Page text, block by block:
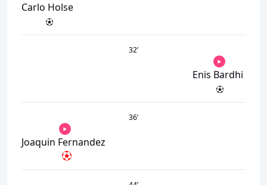
Carlo Holse
32’
Enis Bardhi
36’
Joaquin Fernandez